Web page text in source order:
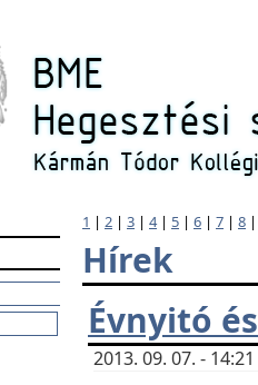
1 | 2 | 3 | 4| 5 | 6 | 7 | 8
Hírek
Évnyitó
2013. 09. 07. -